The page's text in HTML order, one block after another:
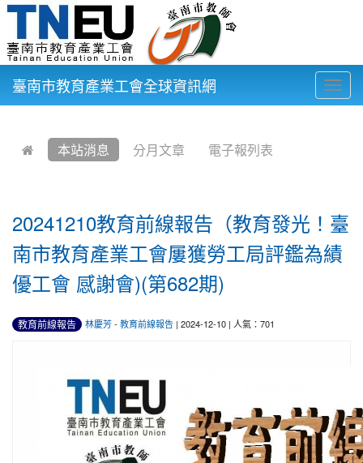
臺南市教育產業工會全球資訊網
本站消息 分月文章 電子報列表
20241210教育前線報告（教育發光！臺
南市教育產業工會屢獲勞工局評鑑為績
優工會 感謝會)(第682期)
教育前線報告 林慶芳- 教育前線報告 | 2024-12-10 | 人氣：701